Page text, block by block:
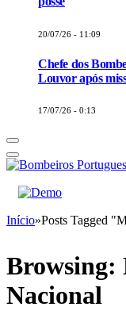
20/07/26 - 11:09
Chefe dos
Louvor após
17/07/26 - 0:13
Início»Posts Tagged
Browsing:
Nacional